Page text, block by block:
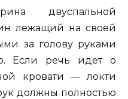
двуспальной
лежащий на своей
за голову руками
Если речь идет о
кровати — локти
должны полностью